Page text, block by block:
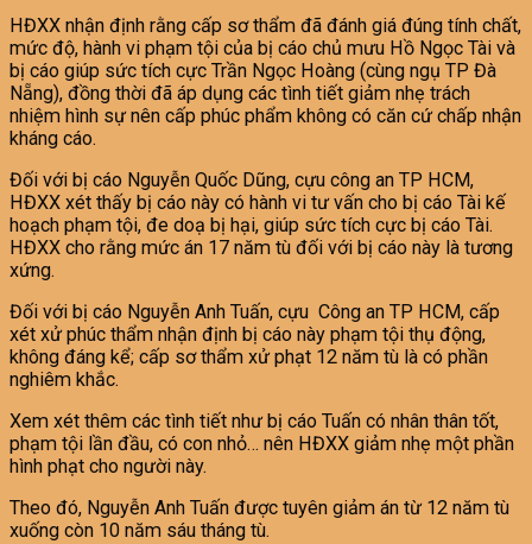
HĐXX nhận định rằng cấp sơ thẩm đã đánh giá đúng tính chất,
mức độ, hành vi phạm tội của bị cáo chủ mưu Hồ Ngọc Tài và
bị cáo giúp sức tích cực Trần Ngọc Hoàng (cùng ngụ TP Đà
Nẵng), đồng thời đã áp dụng các tình tiết giảm nhẹ trách
nhiệm hình sự nên cấp phúc phẩm không có căn cứ chấp nhận
kháng cáo.
Đối với bị cáo Nguyễn Quốc Dũng, cựu công an TP HCM,
HĐXX xét thấy bị cáo này có hành vi tư vấn cho bị cáo Tài kế
hoạch phạm tội, đe doạ bị hại, giúp sức tích cực bị cáo Tài.
HĐXX cho rằng mức án 17 năm tù đối với bị cáo này là tương
xứng.
Đối với bị cáo Nguyễn Anh Tuấn, cựu Công an TP HCM, cấp
xét xử phúc thẩm nhận định bị cáo này phạm tội thụ động,
không đáng kể; cấp sơ thẩm xử phạt 12 năm tù là có phần
nghiêm khắc.
Xem xét thêm các tình tiết như bị cáo Tuấn có nhân thân tốt,
phạm tội lần đầu, có con nhỏ… nên HĐXX giảm nhẹ một phần
hình phạt cho người này.
Theo đó, Nguyễn Anh Tuấn được tuyên giảm án từ 12 năm tù
xuống còn 10 năm sáu tháng tù.